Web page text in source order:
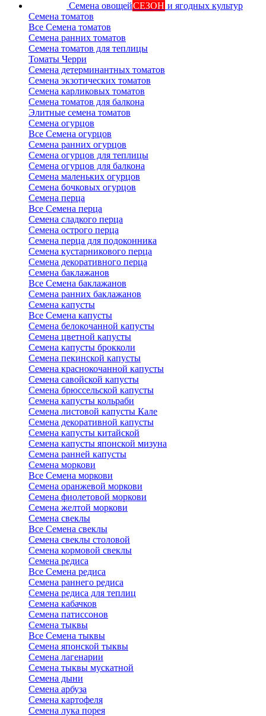
Семена овощейСЕЗОН и ягодных культур
Семена томатов
Все Семена томатов
Семена ранних томатов
Семена томатов для теплицы
Томаты Черри
Семена детерминантных томатов
Семена экзотических томатов
Семена карликовых томатов
Семена томатов для балкона
Элитные семена томатов
Семена огурцов
Все Семена огурцов
Семена ранних огурцов
Семена огурцов для теплицы
Семена огурцов для балкона
Семена маленьких огурцов
Семена бочковых огурцов
Семена перца
Все Семена перца
Семена сладкого перца
Семена острого перца
Семена перца для подоконника
Семена кустарникового перца
Семена декоративного перца
Семена баклажанов
Все Семена баклажанов
Семена ранних баклажанов
Семена капусты
Все Семена капусты
Семена белокочанной капусты
Семена цветной капусты
Семена капусты брокколи
Семена пекинской капусты
Семена краснокочанной капусты
Семена савойской капусты
Семена брюссельской капусты
Семена капусты кольраби
Семена листовой капусты Кале
Семена декоративной капусты
Семена капусты китайской
Семена капусты японской мизуна
Семена ранней капусты
Семена моркови
Все Семена моркови
Семена оранжевой моркови
Семена фиолетовой моркови
Семена желтой моркови
Семена свеклы
Все Семена свеклы
Семена свеклы столовой
Семена кормовой свеклы
Семена редиса
Все Семена редиса
Семена раннего редиса
Семена редиса для теплиц
Семена кабачков
Семена патиссонов
Семена тыквы
Все Семена тыквы
Семена японской тыквы
Семена лагенарии
Семена тыквы мускатной
Семена дыни
Семена арбуза
Семена картофеля
Семена лука порея